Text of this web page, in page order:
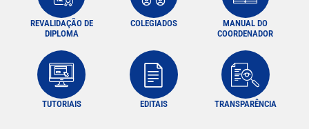
REVALIDAÇÃO DE
DIPLOMA
COLEGIADOS
MANUAL DO
COORDENADOR
TUTORIAIS EDITAIS TRANSPARÊNCIA